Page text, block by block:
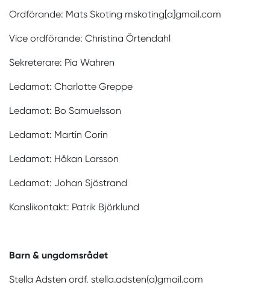
Ordförande: Mats Skoting mskoting[a]gmail.com
Vice ordförande: Christina Örtendahl
Sekreterare: Pia Wahren
Ledamot: Charlotte Greppe
Ledamot: Bo Samuelsson
Ledamot: Martin Corin
Ledamot: Håkan Larsson
Ledamot: Johan Sjöstrand
Kanslikontakt: Patrik Björklund
Barn & ungdomsrådet
Stella Adsten ordf. stella.adsten(a)gmail.com